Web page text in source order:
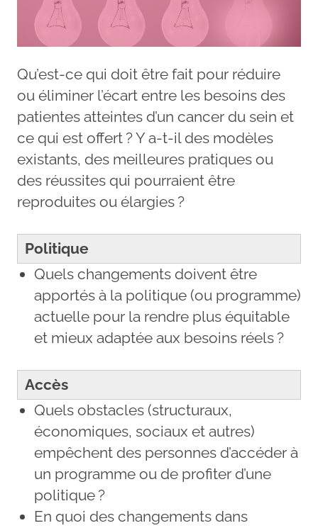
Qu’est-ce qui doit être fait pour réduire
ou éliminer l’écart entre les besoins des
patientes atteintes d’un cancer du sein et
ce qui est offert ? Y a-t-il des modèles
existants, des meilleures pratiques ou
des réussites qui pourraient être
reproduites ou élargies ?
Politique
Quels changements doivent être
apportés à la politique (ou programme)
actuelle pour la rendre plus équitable
et mieux adaptée aux besoins réels ?
Accès
Quels obstacles (structuraux,
économiques, sociaux et autres)
empêchent des personnes d’accéder à
un programme ou de profiter d’une
politique ?
En quoi des changements dans